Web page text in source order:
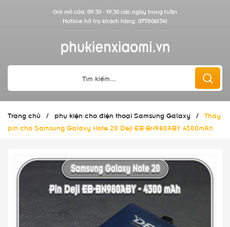
Giờ mở cửa: 09:30 - 19:30 các ngày trong tuần
Hotline hỗ trợ khách hàng: 0778061341
Trang chủ / phụ kiện cho điện thoại Samsung Galaxy / Thay
pin cho Samsung Galaxy Note 20 Deji EB-BN980ABY 4300mAh